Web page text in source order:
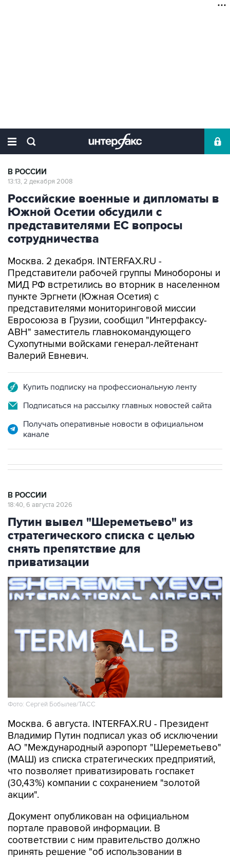
В РОССИИ
13:13, 2 декабря 2008
Российские военные и дипломаты в
Южной Осетии обсудили с
представителями ЕС вопросы
сотрудничества
Москва. 2 декабря. INTERFAX.RU -
Представители рабочей группы Минобороны и
МИД РФ встретились во вторник в населенном
пункте Эргнети (Южная Осетия) с
представителями мониторинговой миссии
Евросоюза в Грузии, сообщил "Интерфаксу-
АВН" заместитель главнокомандующего
Сухопутными войсками генерал-лейтенант
Валерий Евневич.
Купить подписку на профессиональную ленту
Подписаться на рассылку главных новостей сайта
Получать оперативные новости в официальном
канале
В РОССИИ
18:40, 6 августа 2026
Путин вывел "Шереметьево" из
стратегического списка с целью
снять препятствие для
приватизации
Фото: Сергей Бобылев/ТАСС
Москва. 6 августа. INTERFAX.RU - Президент
Владимир Путин подписал указ об исключении
АО "Международный аэропорт "Шереметьево"
(МАШ) из списка стратегических предприятий,
что позволяет приватизировать госпакет
(30,43%) компании с сохранением "золотой
акции".
Документ опубликован на официальном
портале правовой информации. В
соответствии с ним правительство должно
принять решение "об использовании в